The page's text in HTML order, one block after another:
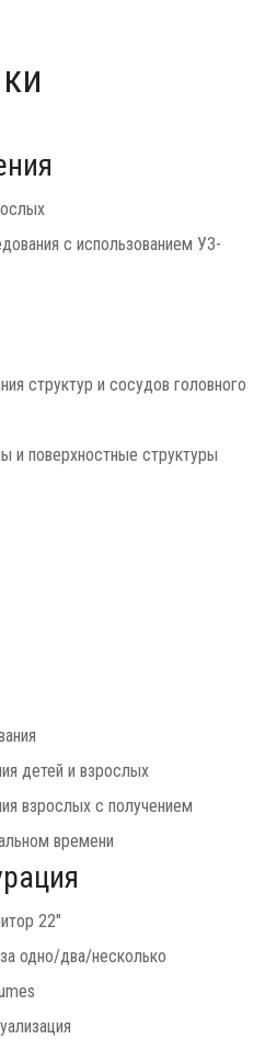
с использованием УЗ-
структур и сосудов головного
и поверхностные структуры
детей и взрослых
взрослых с получением
времени
22"
одно/два/несколько